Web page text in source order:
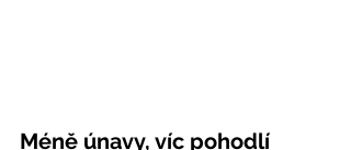
Méně únavy, víc pohodlí